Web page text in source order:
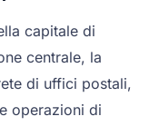
capitale di
centrale, la
di uffici postali,
operazioni di